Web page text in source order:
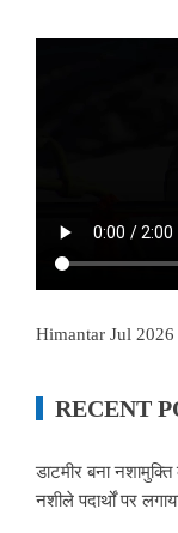
Himantar Jul 2026
RECENT
डाटमीर बना
नशीले पदार्थों पर